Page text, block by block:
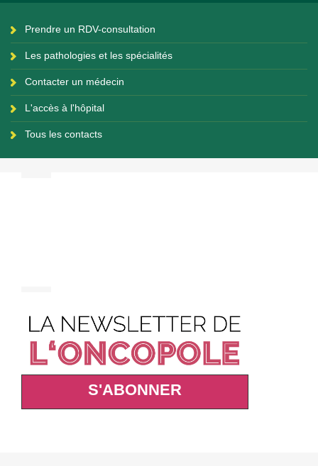
Prendre un RDV-consultation
Les pathologies et les spécialités
Contacter un médecin
L'accès à l'hôpital
Tous les contacts
S'ABONNER